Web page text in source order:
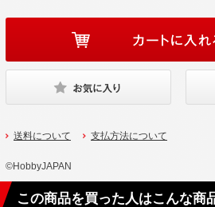
送料について 支払方法について
©HobbyJAPAN
この商品を買った人はこんな商